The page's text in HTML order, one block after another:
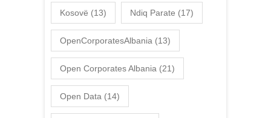
Kosovë (13) Ndiq Parate (17)
OpenCorporatesAlbania (13)
Open Corporates Albania (21)
Open Data (14)